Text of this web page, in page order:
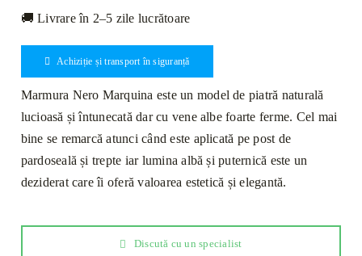
Nero
Marquina
Lustruită
60x30x2cm
🚚 Livrare în 2–5 zile lucrătoare
Achiziție și transport în siguranță
Marmura Nero Marquina este un model de piatră naturală
lucioasă și întunecată dar cu vene albe foarte ferme. Cel mai
bine se remarcă atunci când este aplicată pe post de
pardoseală și trepte iar lumina albă și puternică este un
deziderat care îi oferă valoarea estetică și elegantă.
Discută cu un specialist